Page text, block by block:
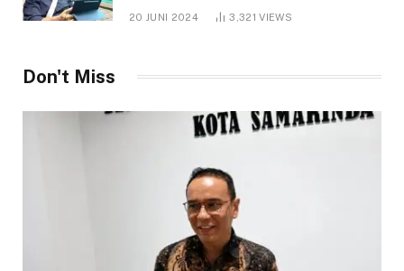
1.000 Hektare
20 JUNI 2024 3,321VIEWS
Don't Miss